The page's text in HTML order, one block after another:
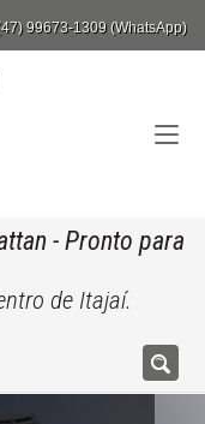
99673-1309 (WhatsApp)
- Pronto para
de Itajaí.